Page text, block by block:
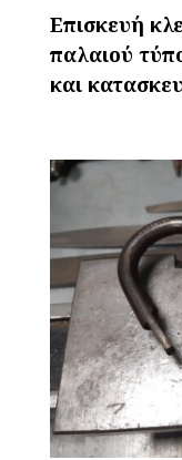
Επισκευή
παλαιού
και